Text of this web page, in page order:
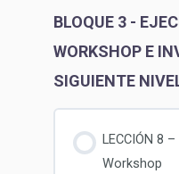
BLOQUE 3 -
WORKSHOP E
SIGUIENTE
LECCIÓN 8
Workshop